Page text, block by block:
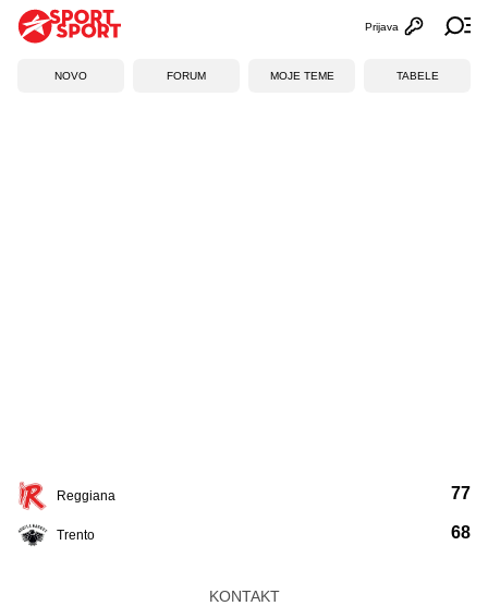
Otvori
Prijava
NOVO FORUM MOJE TEME TABELE
Reggiana
Trento
77
68
KONTAKT